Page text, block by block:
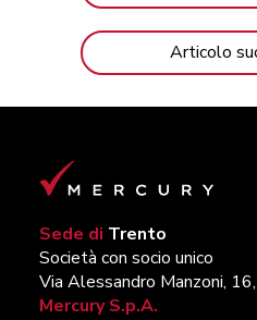
Articolo
Sede di Trento
Società con socio unico
Via Alessandro Manzoni,
Mercury S.p.A.